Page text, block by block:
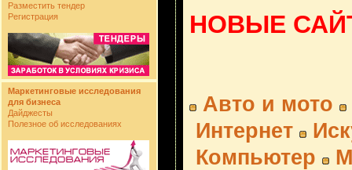
Разместить тендер
Регистрация
Маркетинговые исследования
для бизнеса
Дайджесты
Полезное об исследованиях
НОВЫЕ
Авто и мото
Интернет
Компьютер